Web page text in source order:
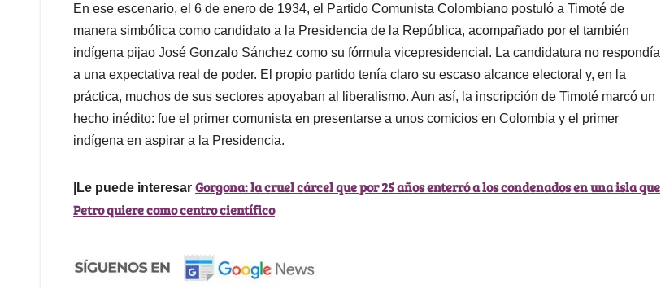
En ese escenario, el 6 de enero de 1934, el Partido Comunista Colombiano postuló a Timoté de
manera simbólica como candidato a la Presidencia de la República, acompañado por el también
indígena pijao José Gonzalo Sánchez como su fórmula vicepresidencial. La candidatura no respondía
a una expectativa real de poder. El propio partido tenía claro su escaso alcance electoral y, en la
práctica, muchos de sus sectores apoyaban al liberalismo. Aun así, la inscripción de Timoté marcó un
hecho inédito: fue el primer comunista en presentarse a unos comicios en Colombia y el primer
indígena en aspirar a la Presidencia.
|Le puede interesar Gorgona: la cruel cárcel que por 25 años enterró a los condenados en una isla que
Petro quiere como centro científico